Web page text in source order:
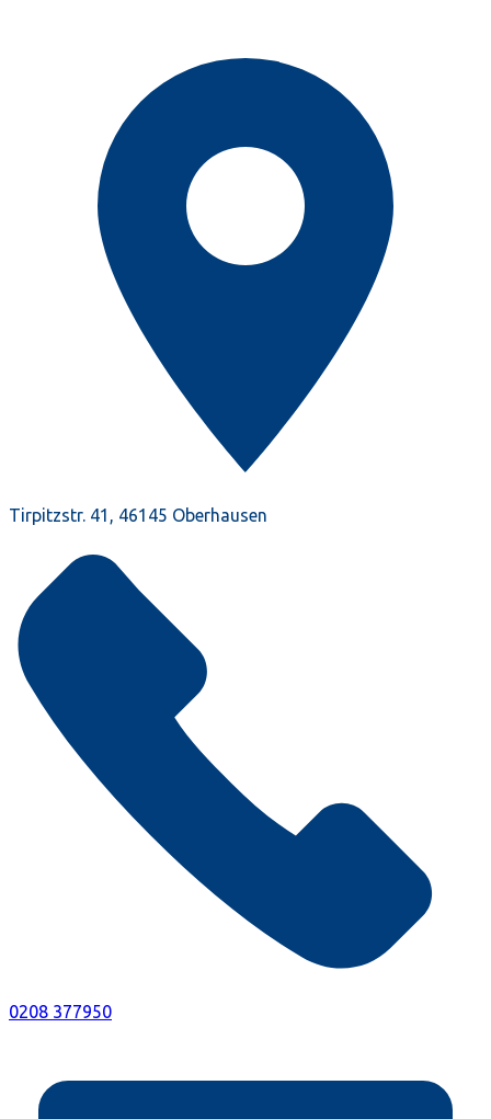
Tirpitzstr. 41, 46145 Oberhausen
0208 377950